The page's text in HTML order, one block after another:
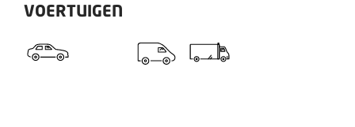
VOERTUIGEN